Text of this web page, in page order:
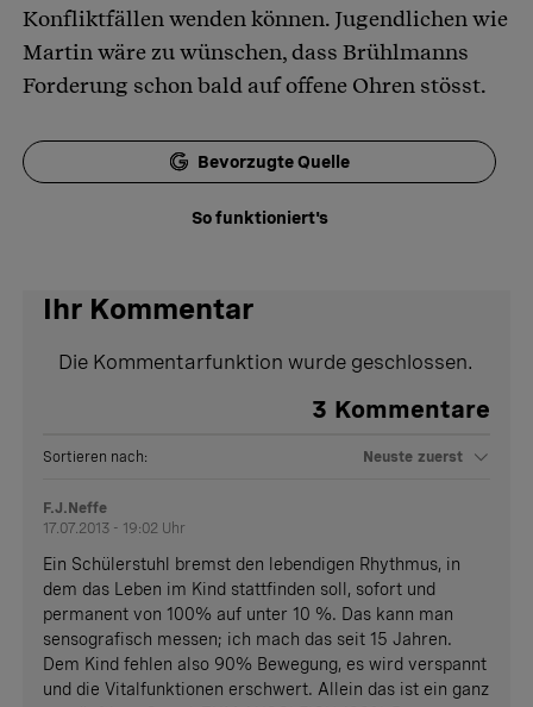
Konfliktfällen wenden können. Jugendlichen wie
Martin wäre zu wünschen, dass Brühlmanns
Forderung schon bald auf offene Ohren stösst.
Bevorzugte Quelle
So funktioniert's
Ihr Kommentar
Die Kommentarfunktion wurde geschlossen.
3 Kommentare
Sortieren nach: Neuste zuerst
F.J.Neffe
17.07.2013 - 19:02 Uhr
Ein Schülerstuhl bremst den lebendigen Rhythmus, in
dem das Leben im Kind stattfinden soll, sofort und
permanent von 100% auf unter 10 %. Das kann man
sensografisch messen; ich mach das seit 15 Jahren.
Dem Kind fehlen also 90% Bewegung, es wird verspannt
und die Vitalfunktionen erschwert. Allein das ist ein ganz